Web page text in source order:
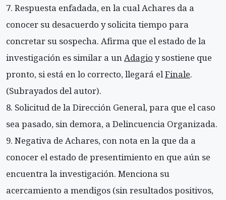
Respuesta enfadada, en la cual Achares da a
conocer su desacuerdo y solicita tiempo para
concretar su sospecha. Afirma que el estado de la
investigación es similar a unAdagio y sostiene que
pronto, si está en lo correcto, llegará elFinale.
(Subrayados del autor).
Solicitud de la Dirección General, para que el caso
sea pasado, sin demora, a Delincuencia Organizada.
Negativa de Achares, con nota en la que da a
conocer el estado de presentimiento en que aún se
encuentra la investigación. Menciona su
acercamiento a mendigos (sin resultados positivos,